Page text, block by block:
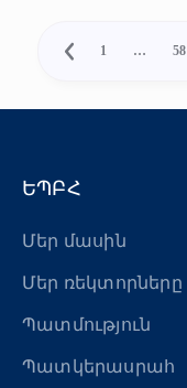
1 … 58
ԵՊԲՀ
Մեր մասին
Մեր ռեկտորները
Պատմություն
Պատկերասրահ